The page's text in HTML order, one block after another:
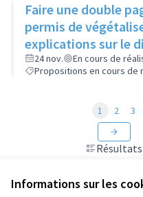
Informations sur les
Faire une double
permis de
explications sur le
côté des exemples
investir
24 nov.
En cours de
Propositions en cours de
1 2 3